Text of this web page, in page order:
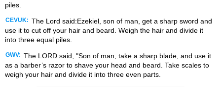
piles.
CEVUK: The Lord said:Ezekiel, son of man, get a sharp sword and
use it to cut off your hair and beard. Weigh the hair and divide it
into three equal piles.
GWV: The LORD said, "Son of man, take a sharp blade, and use it
as a barber’s razor to shave your head and beard. Take scales to
weigh your hair and divide it into three even parts.